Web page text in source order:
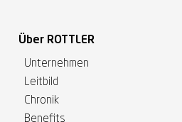
Über ROTTLER
Unternehmen
Leitbild
Chronik
Benefits